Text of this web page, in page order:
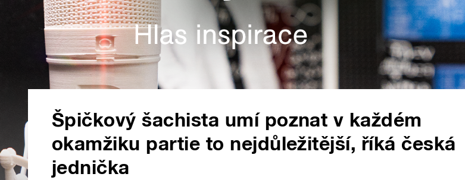
Špičkový šachista umí poznat v každém
okamžiku partie to nejdůležitější, říká česká
jednička